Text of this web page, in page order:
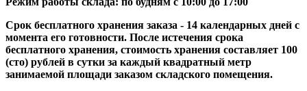
Срок бесплатного хранения заказа - 14 календарных дней с
момента его готовности. После истечения срока
бесплатного хранения, стоимость хранения составляет 100
(сто) рублей в сутки за каждый квадратный метр
занимаемой площади заказом складского помещения.